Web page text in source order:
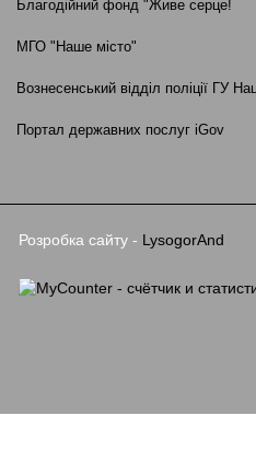
Благодійний фонд "Живе серце!
МГО "Наше місто"
Вознесенський відділ поліції ГУ
Портал державних послуг iGov
Розробка сайту - LysogorAnd